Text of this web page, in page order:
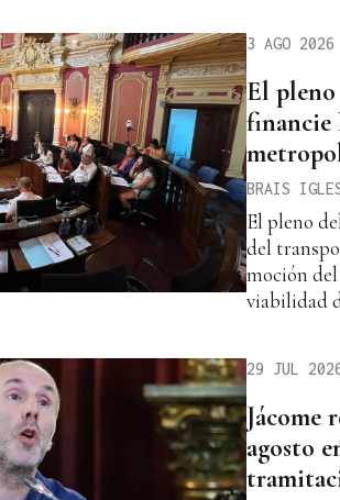
3 AGO 2026
El
financie
BRAIS
El pleno
del
moción
viabilidad
29 JUL
Jácome
agosto